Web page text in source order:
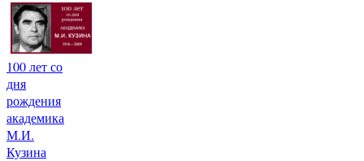
100 лет со
дня
рождения
академика
М.И.
Кузина